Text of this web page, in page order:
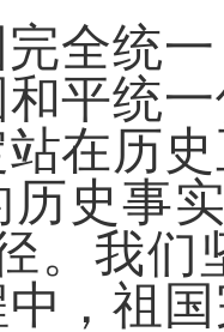
全统
平统
在历
历史事
。我们
，祖